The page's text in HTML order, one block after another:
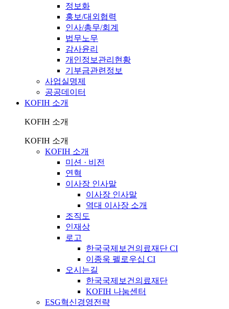
정보화
홍보/대외협력
인사/총무/회계
법무노무
감사윤리
개인정보관리현황
기부금관련정보
사업실명제
공공데이터
KOFIH 소개
KOFIH 소개
KOFIH 소개
KOFIH 소개
미션 · 비전
연혁
이사장 인사말
이사장 인사말
역대 이사장 소개
조직도
인재상
로고
한국국제보건의료재단 CI
이종욱 펠로우십 CI
오시는길
한국국제보건의료재단
KOFIH 나눔센터
ESG혁신경영전략